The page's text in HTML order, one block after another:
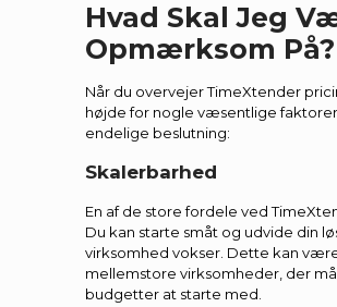
Hvad Skal Jeg
Opmærksom På?
Når du overvejer TimeXtender
højde for nogle væsentlige
endelige beslutning:
Skalerbarhed
En af de store fordele ved
Du kan starte småt og udvide din
virksomhed vokser. Dette kan
mellemstore virksomheder, der
budgetter at starte med.